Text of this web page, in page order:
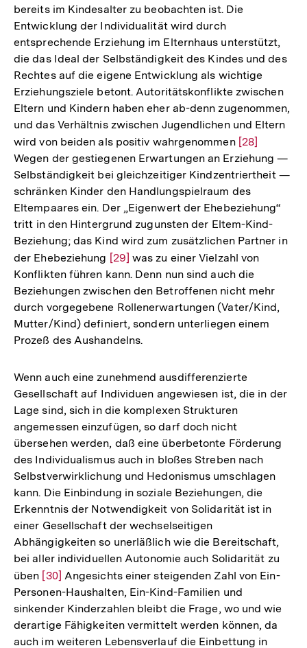
bereits im Kindesalter zu beobachten ist. Die
Entwicklung der Individualität wird durch
entsprechende Erziehung im Elternhaus unterstützt,
die das Ideal der Selbständigkeit des Kindes und des
Rechtes auf die eigene Entwicklung als wichtige
Erziehungsziele betont. Autoritätskonflikte zwischen
Eltern und Kindern haben eher ab-denn zugenommen,
und das Verhältnis zwischen Jugendlichen und Eltern
wird von beiden als positiv wahrgenommen Zur
Auflösung
der
Fußnote
[28]
Wegen der gestiegenen Erwartungen an Erziehung —
Selbständigkeit bei gleichzeitiger Kindzentriertheit —
schränken Kinder den Handlungspielraum des
Eltempaares ein. Der „Eigenwert der Ehebeziehung“
tritt in den Hintergrund zugunsten der Eltem-Kind-
Beziehung; das Kind wird zum zusätzlichen Partner in
der Ehebeziehung Zur
Auflösung
der
Fußnote
[29] was zu einer Vielzahl von
Konflikten führen kann. Denn nun sind auch die
Beziehungen zwischen den Betroffenen nicht mehr
durch vorgegebene Rollenerwartungen (Vater/Kind,
Mutter/Kind) definiert, sondern unterliegen einem
Prozeß des Aushandelns.
Wenn auch eine zunehmend ausdifferenzierte
Gesellschaft auf Individuen angewiesen ist, die in der
Lage sind, sich in die komplexen Strukturen
angemessen einzufügen, so darf doch nicht
übersehen werden, daß eine überbetonte Förderung
des Individualismus auch in bloßes Streben nach
Selbstverwirklichung und Hedonismus umschlagen
kann. Die Einbindung in soziale Beziehungen, die
Erkenntnis der Notwendigkeit von Solidarität ist in
einer Gesellschaft der wechselseitigen
Abhängigkeiten so unerläßlich wie die Bereitschaft,
bei aller individuellen Autonomie auch Solidarität zu
üben Zur
Auflösung
der
Fußnote
[30] Angesichts einer steigenden Zahl von Ein-
Personen-Haushalten, Ein-Kind-Familien und
sinkender Kinderzahlen bleibt die Frage, wo und wie
derartige Fähigkeiten vermittelt werden können, da
auch im weiteren Lebensverlauf die Einbettung in